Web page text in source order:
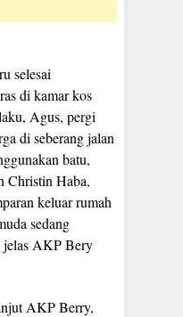
selesai
di kamar kos
Agus, pergi
di seberang jalan
batu,
Christin Haba,
keluar rumah
sedang
jelas AKP Bery
AKP Berry,